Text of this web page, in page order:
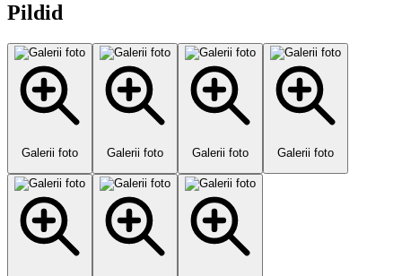
Pildid
Galerii foto Galerii foto Galerii foto Galerii foto